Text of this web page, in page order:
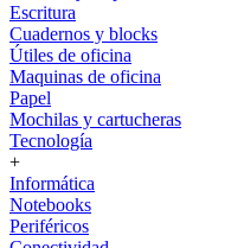
Escritura
Cuadernos y blocks
Útiles de oficina
Maquinas de oficina
Papel
Mochilas y cartucheras
Tecnología
+
Informática
Notebooks
Periféricos